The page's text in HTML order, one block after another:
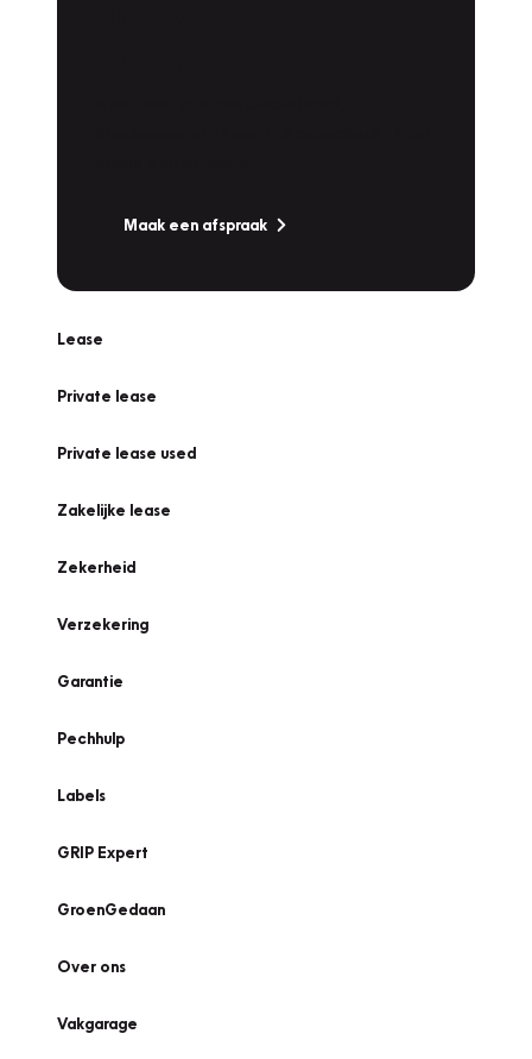
Maak een afspraak
Lease
Private lease
Private lease used
Zakelijke lease
Zekerheid
Verzekering
Garantie
Pechhulp
Labels
GRIP Expert
GroenGedaan
Over ons
Vakgarage